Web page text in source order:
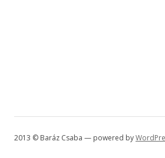
2013 © Baráz Csaba — powered by